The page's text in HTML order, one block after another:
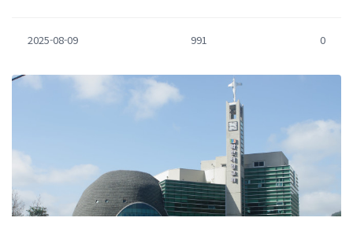
2025-08-09 991 0